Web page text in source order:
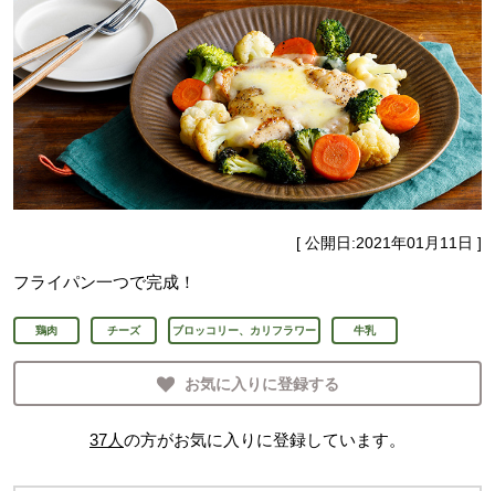
[ 公開日:2021年01月11日 ]
フライパン一つで完成！
鶏肉 チーズ ブロッコリー、カリフラワー 牛乳
お気に入りに登録する
37人の方がお気に入りに登録しています。